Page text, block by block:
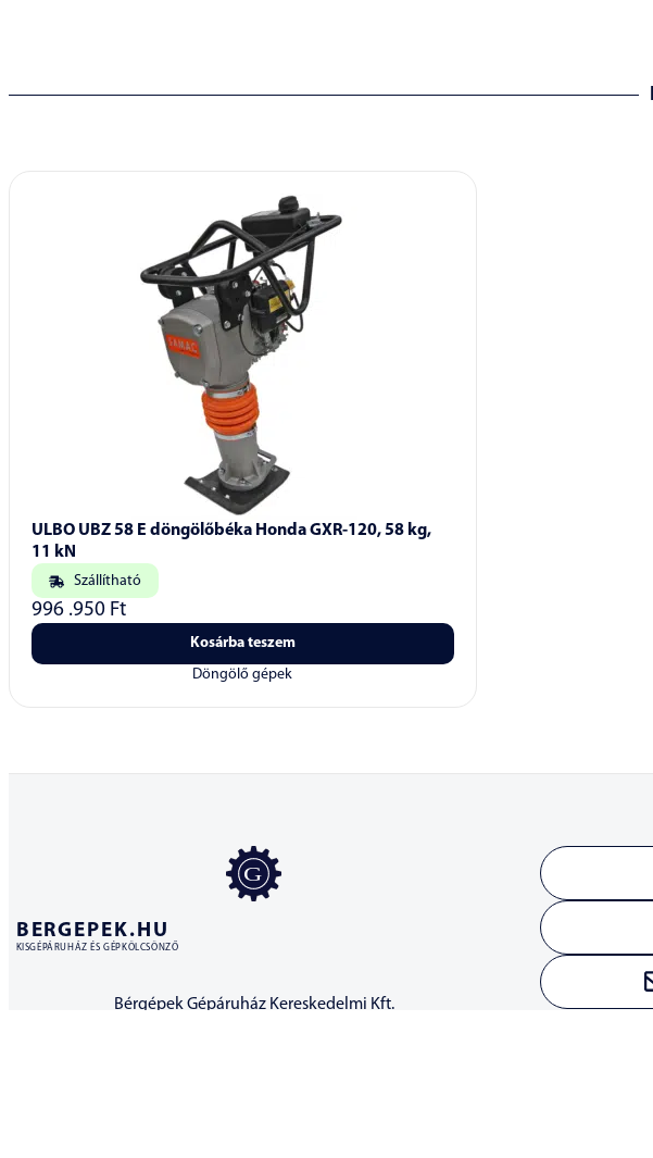
ULBO UBZ 58 E döngölőbéka Honda GXR-120, 58 kg,
11 kN
Szállítható
996 .950 Ft
Kosárba teszem
Döngölő gépek
BERGEPEK.HU
KISGÉPÁRUHÁZ ÉS GÉPKÖLCSÖNZŐ
Bérgépek Gépáruház Kereskedelmi Kft.